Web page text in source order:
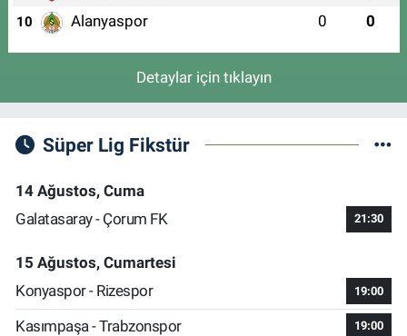
10 Alanyaspor 0 0
Detaylar için tıklayın
Süper Lig Fikstür
14 Ağustos, Cuma
Galatasaray - Çorum FK
21:30
15 Ağustos, Cumartesi
Konyaspor - Rizespor
19:00
Kasımpaşa - Trabzonspor 19:00